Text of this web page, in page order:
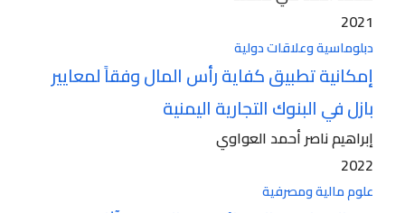
2021
دبلوماسية وعلاقات دولية
إمكانية تطبيق كفاية رأس المال وفقاً لمعايير
بازل في البنوك التجارية اليمنية
إبراهيم ناصر أحمد العواوي
2022
علوم مالية ومصرفية